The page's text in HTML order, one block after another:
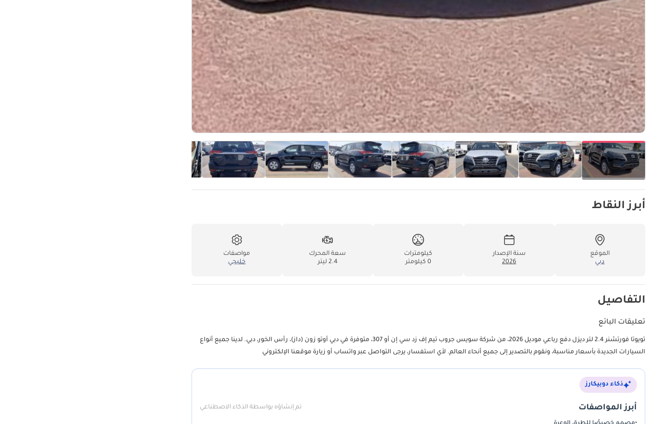
أبرز النقاط
الموقع
دبي
سنة الإصدار
2026
كيلومترات
0 كيلومتر
سعة المحرك
2.4 ليتر
مواصفات
خليجي
التفاصيل
تعليقات البائع
تويوتا فورتشنر 2.4 لتر ديزل دفع رباعي موديل 2026، من شركة سويس جروب تيم إف زد سي إن أو 307، متوفرة في دبي أوتو زون (داز)، رأس الخور، دبي. لدينا جميع أنواع
السيارات الجديدة بأسعار مناسبة، ونقوم بالتصدير إلى جميع أنحاء العالم. لأي استفسار، يرجى التواصل عبر واتساب أو زيارة موقعنا الإلكتروني
ذكاء دوبيكارز
أبرز المواصفات تم إنشاؤه بواسطة الذكاء الاصطناعي